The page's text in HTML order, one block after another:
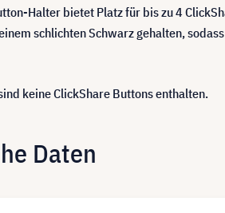
Halter bietet Platz für bis zu 4
schlichten Schwarz gehalten,
keine ClickShare Buttons enthalten.
Daten